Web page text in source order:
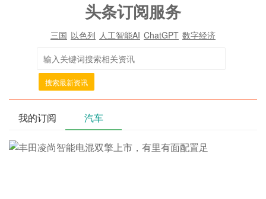
头条订阅服务
三国 以色列 人工智能AI ChatGPT 数字经济
搜索最新资讯
我的订阅 汽车